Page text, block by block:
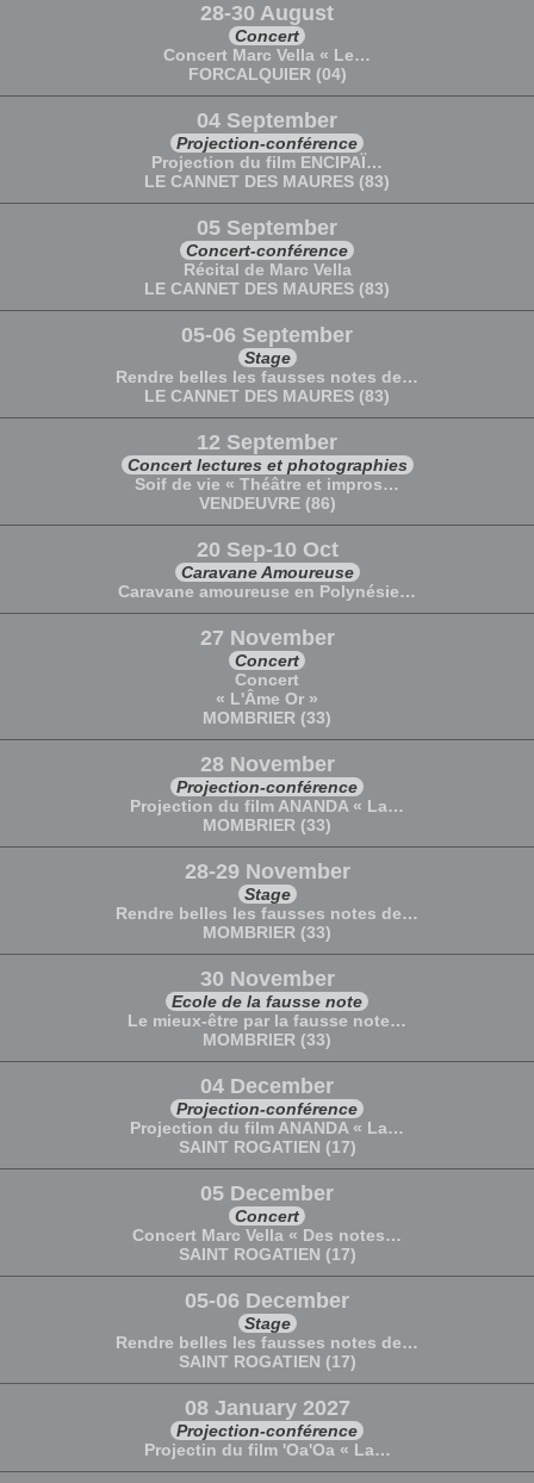
28-30 August
Concert
Concert Marc Vella « Le…
FORCALQUIER (04)
04 September
Projection-conférence
Projection du film ENCIPAÏ…
LE CANNET DES MAURES (83)
05 September
Concert-conférence
Récital de Marc Vella
LE CANNET DES MAURES (83)
05-06 September
Stage
Rendre belles les fausses notes de…
LE CANNET DES MAURES (83)
12 September
Concert lectures et photographies
Soif de vie « Théâtre et impros…
VENDEUVRE (86)
20 Sep-10 Oct
Caravane Amoureuse
Caravane amoureuse en Polynésie…
27 November
Concert
Concert
« L'Âme Or »
MOMBRIER (33)
28 November
Projection-conférence
Projection du film ANANDA « La…
MOMBRIER (33)
28-29 November
Stage
Rendre belles les fausses notes de…
MOMBRIER (33)
30 November
Ecole de la fausse note
Le mieux-être par la fausse note…
MOMBRIER (33)
04 December
Projection-conférence
Projection du film ANANDA « La…
SAINT ROGATIEN (17)
05 December
Concert
Concert Marc Vella « Des notes…
SAINT ROGATIEN (17)
05-06 December
Stage
Rendre belles les fausses notes de…
SAINT ROGATIEN (17)
08 January 2027
Projection-conférence
Projectin du film 'Oa'Oa « La…